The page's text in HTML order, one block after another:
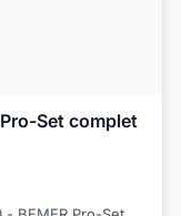
Pro-Set complet